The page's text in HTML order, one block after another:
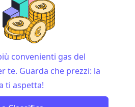
convenienti gas del
te. Guarda che prezzi: la
ti aspetta!